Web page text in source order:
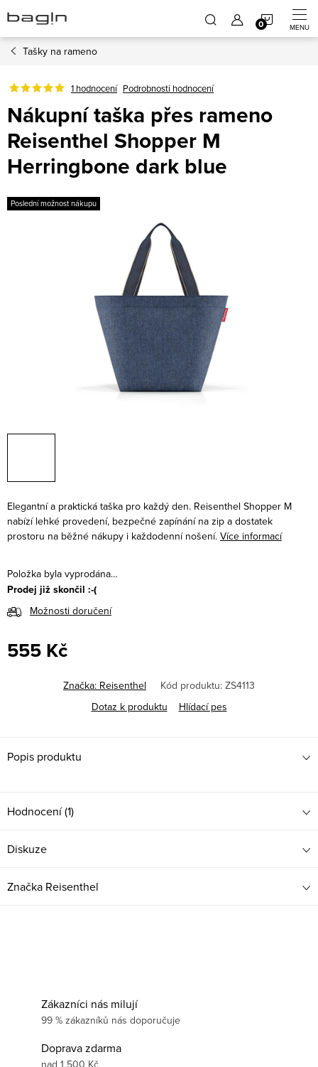
na
obsah
Tašky na rameno
1 hodnocení Podrobnosti hodnocení
Nákupní taška přes rameno
Reisenthel Shopper M
Herringbone dark blue
Poslední možnost nákupu
Elegantní a praktická taška pro každý den. Reisenthel Shopper M
nabízí lehké provedení, bezpečné zapínání na zip a dostatek
prostoru na běžné nákupy i každodenní nošení. Více informací
Položka byla vyprodána…
Prodej již skončil :-(
Možnosti doručení
555 Kč
Značka: Reisenthel Kód produktu: ZS4113
Dotaz k produktu
Hlídací pes
Popis produktu
Hodnocení (1)
Diskuze
Značka Reisenthel
Zákazníci nás milují
99 % zákazníků nás doporučuje
Doprava zdarma